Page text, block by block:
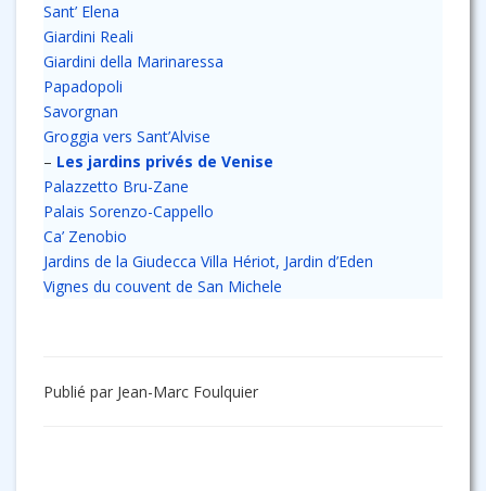
Sant’ Elena
Giardini Reali
Giardini della Marinaressa
Papadopoli
Savorgnan
Groggia vers Sant’Alvise
– Les jardins privés de Venise
Palazzetto Bru-Zane
Palais Sorenzo-Cappello
Ca’ Zenobio
Jardins de la Giudecca Villa Hériot, Jardin d’Eden
Vignes du couvent de San Michele
Publié par Jean-Marc Foulquier